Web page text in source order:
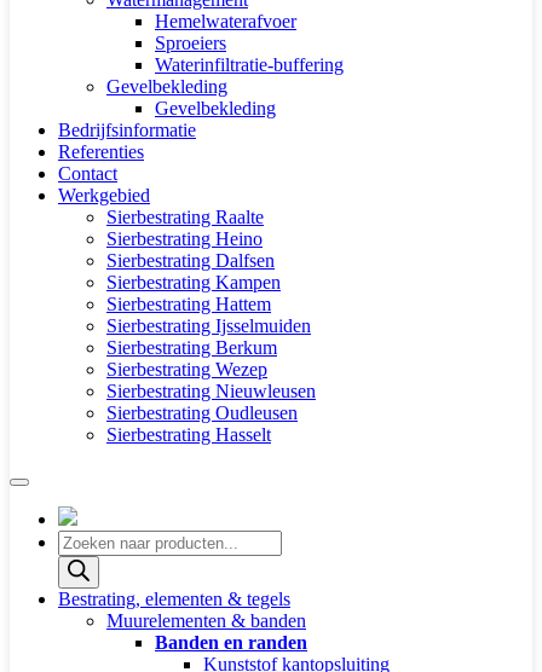
Hemelwaterafvoer
Sproeiers
Waterinfiltratie-buffering
Gevelbekleding
Gevelbekleding
Bedrijfsinformatie
Referenties
Contact
Werkgebied
Sierbestrating Raalte
Sierbestrating Heino
Sierbestrating Dalfsen
Sierbestrating Kampen
Sierbestrating Hattem
Sierbestrating Ijsselmuiden
Sierbestrating Berkum
Sierbestrating Wezep
Sierbestrating Nieuwleusen
Sierbestrating Oudleusen
Sierbestrating Hasselt
Producten
zoeken
Bestrating, elementen & tegels
Muurelementen & banden
Banden en randen
Kunststof kantopsluiting